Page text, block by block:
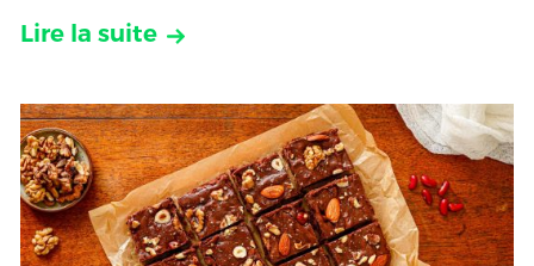
Lire la suite